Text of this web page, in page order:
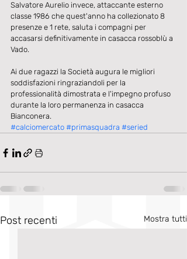
Salvatore Aurelio invece, attaccante esterno
classe 1986 che quest'anno ha collezionato 8
presenze e 1 rete, saluta i compagni per
accasarsi definitivamente in casacca rossoblù a
Vado.
Ai due ragazzi la Società augura le migliori
soddisfazioni ringraziandoli per la
professionalità dimostrata e l'impegno profuso
durante la loro permanenza in casacca
Bianconera.
#calciomercato #primasquadra #seried
Post recenti Mostra tutti